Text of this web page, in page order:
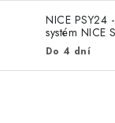
NICE PSY24
systém NICE
Do 4 dní